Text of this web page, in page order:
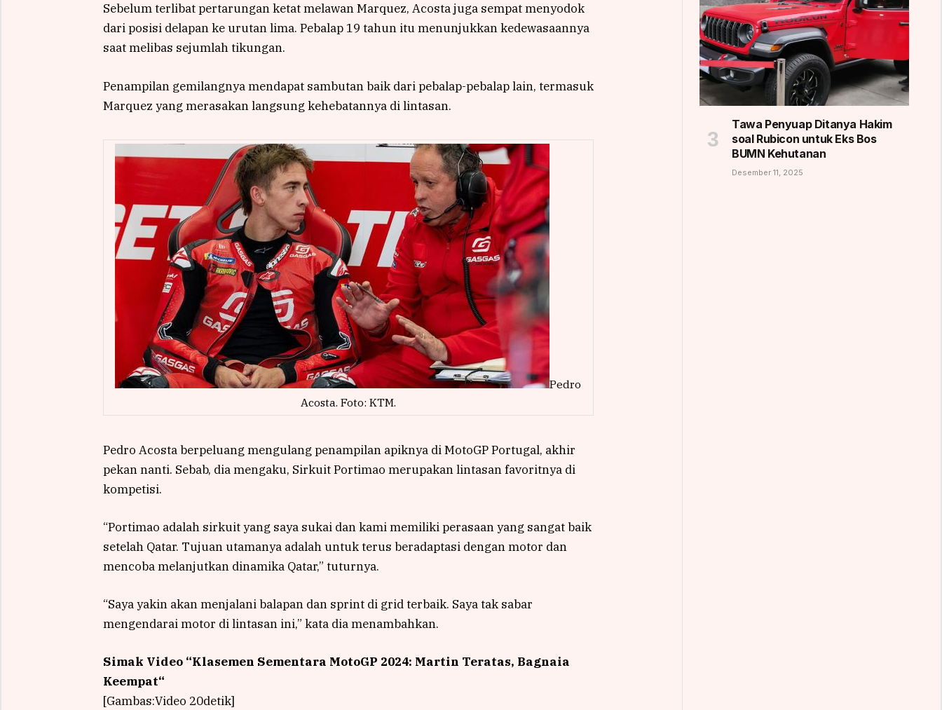
Sebelum terlibat pertarungan ketat melawan Marquez, Acosta juga sempat menyodok
dari posisi delapan ke urutan lima. Pebalap 19 tahun itu menunjukkan kedewasaannya
saat melibas sejumlah tikungan.
Penampilan gemilangnya mendapat sambutan baik dari pebalap-pebalap lain, termasuk
Marquez yang merasakan langsung kehebatannya di lintasan.
Pedro
Acosta. Foto: KTM.
Pedro Acosta berpeluang mengulang penampilan apiknya di MotoGP Portugal, akhir
pekan nanti. Sebab, dia mengaku, Sirkuit Portimao merupakan lintasan favoritnya di
kompetisi.
“Portimao adalah sirkuit yang saya sukai dan kami memiliki perasaan yang sangat baik
setelah Qatar. Tujuan utamanya adalah untuk terus beradaptasi dengan motor dan
mencoba melanjutkan dinamika Qatar,” tuturnya.
“Saya yakin akan menjalani balapan dan sprint di grid terbaik. Saya tak sabar
mengendarai motor di lintasan ini,” kata dia menambahkan.
Simak Video “Klasemen Sementara MotoGP 2024: Martin Teratas, Bagnaia
Keempat“
[Gambas:Video 20detik]
Tawa Penyuap Ditanya Hakim
soal Rubicon untuk Eks Bos
BUMN Kehutanan
Desember 11, 2025